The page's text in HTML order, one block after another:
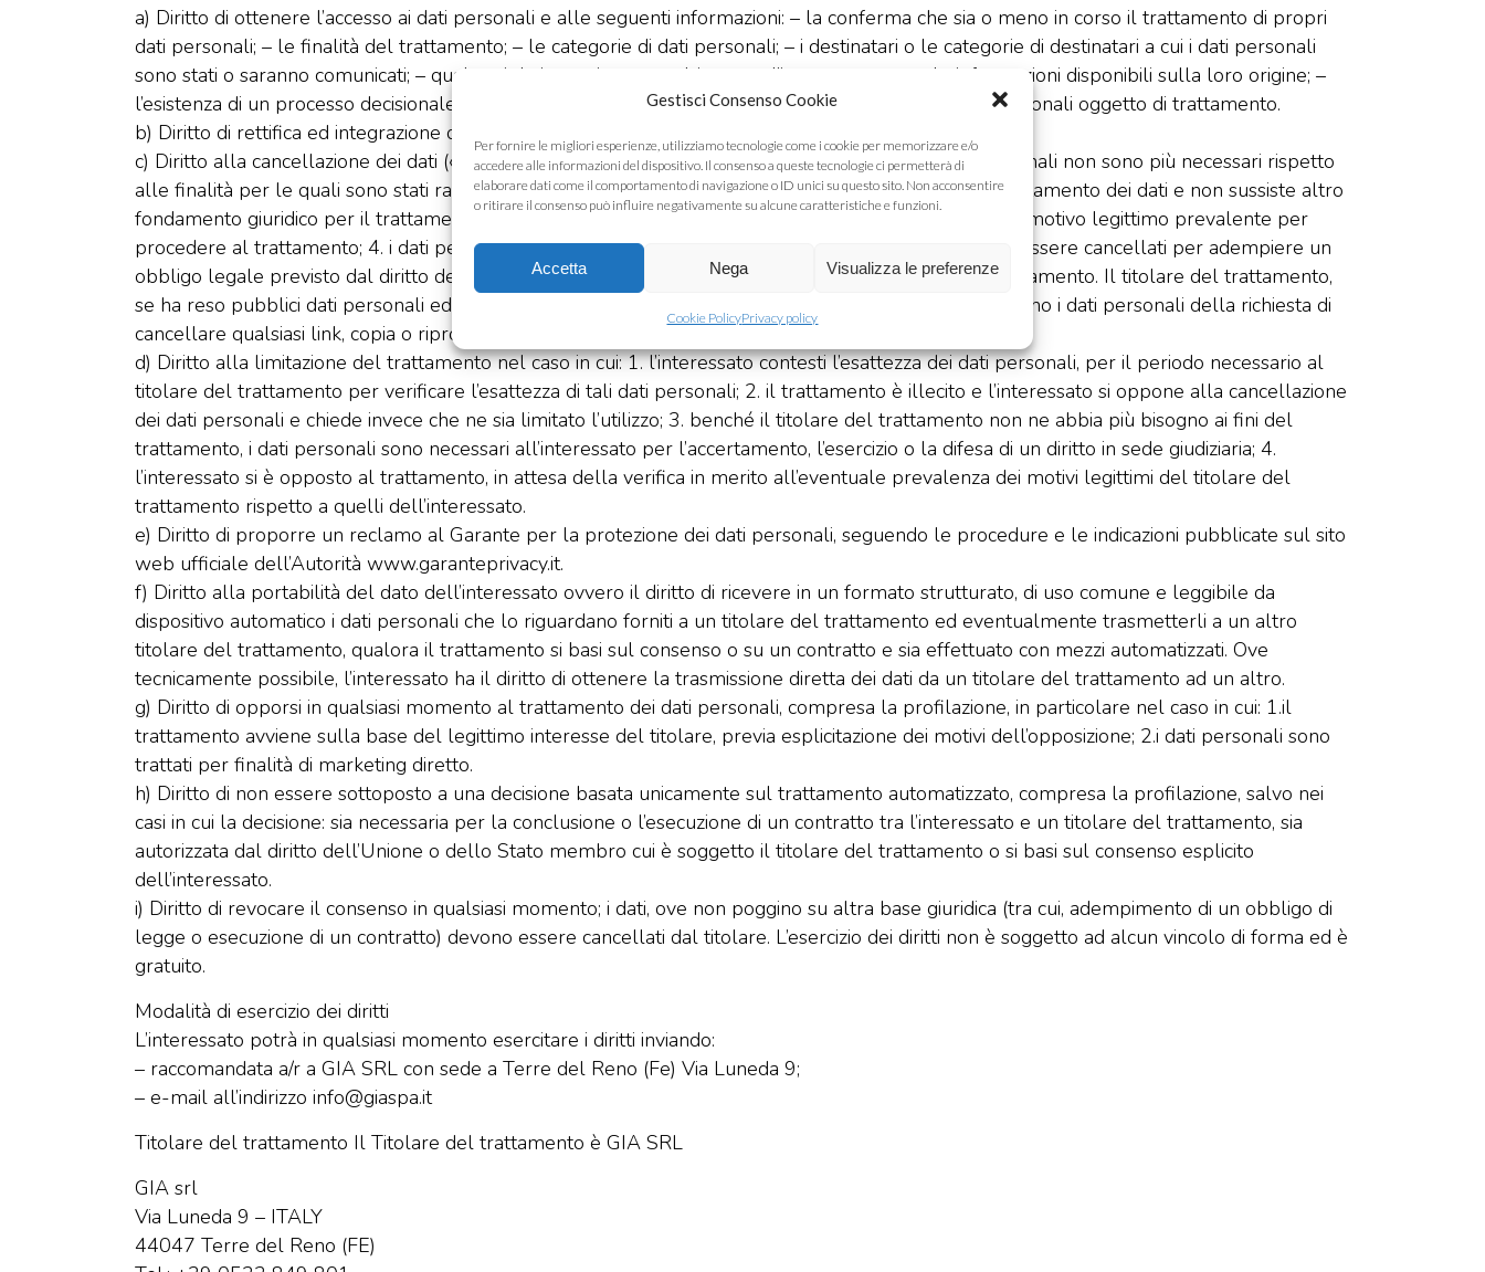
Gestisci Consenso Cookie
Per fornire le migliori esperienze, utilizziamo tecnologie come i cookie per memorizzare e/o
accedere alle informazioni del dispositivo. Il consenso a queste tecnologie ci permetterà di
elaborare dati come il comportamento di navigazione o ID unici su questo sito. Non acconsentire
o ritirare il consenso può influire negativamente su alcune caratteristiche e funzioni.
Accetta Nega Visualizza le preferenze
Cookie PolicyPrivacy policy
a) Diritto di ottenere l’accesso ai dati personali e alle seguenti informazioni: – la conferma che sia o meno in corso il trattamento di propri
dati personali; – le finalità del trattamento; – le categorie di dati personali; – i destinatari o le categorie di destinatari a cui i dati personali
sono stati o saranno comunicati; – qualora i dati non siano raccolti presso l’interessato, tutte le informazioni disponibili sulla loro origine; –
l’esistenza di un processo decisionale automatizzato, compresa la profilazione; – una copia dei dati personali oggetto di trattamento.
b) Diritto di rettifica ed integrazione dei dati personali;
c) Diritto alla cancellazione dei dati («diritto all’oblio») se sussiste uno dei seguenti motivi: 1. i dati personali non sono più necessari rispetto
alle finalità per le quali sono stati raccolti o altrimenti trattati; 2. l’interessato revoca il consenso al trattamento dei dati e non sussiste altro
fondamento giuridico per il trattamento; 3. l’interessato si oppone al trattamento e non sussiste alcun motivo legittimo prevalente per
procedere al trattamento; 4. i dati personali sono stati trattati illecitamente; 5. i dati personali devono essere cancellati per adempiere un
obbligo legale previsto dal diritto dell’Unione o dello Stato membro cui è soggetto il titolare del trattamento. Il titolare del trattamento,
se ha reso pubblici dati personali ed è obbligato a cancellarli, deve informare gli altri titolari che trattano i dati personali della richiesta di
cancellare qualsiasi link, copia o riproduzione dei suoi dati.
d) Diritto alla limitazione del trattamento nel caso in cui: 1. l’interessato contesti l’esattezza dei dati personali, per il periodo necessario al
titolare del trattamento per verificare l’esattezza di tali dati personali; 2. il trattamento è illecito e l’interessato si oppone alla cancellazione
dei dati personali e chiede invece che ne sia limitato l’utilizzo; 3. benché il titolare del trattamento non ne abbia più bisogno ai fini del
trattamento, i dati personali sono necessari all’interessato per l’accertamento, l’esercizio o la difesa di un diritto in sede giudiziaria; 4.
l’interessato si è opposto al trattamento, in attesa della verifica in merito all’eventuale prevalenza dei motivi legittimi del titolare del
trattamento rispetto a quelli dell’interessato.
e) Diritto di proporre un reclamo al Garante per la protezione dei dati personali, seguendo le procedure e le indicazioni pubblicate sul sito
web ufficiale dell’Autorità www.garanteprivacy.it.
f) Diritto alla portabilità del dato dell’interessato ovvero il diritto di ricevere in un formato strutturato, di uso comune e leggibile da
dispositivo automatico i dati personali che lo riguardano forniti a un titolare del trattamento ed eventualmente trasmetterli a un altro
titolare del trattamento, qualora il trattamento si basi sul consenso o su un contratto e sia effettuato con mezzi automatizzati. Ove
tecnicamente possibile, l’interessato ha il diritto di ottenere la trasmissione diretta dei dati da un titolare del trattamento ad un altro.
g) Diritto di opporsi in qualsiasi momento al trattamento dei dati personali, compresa la profilazione, in particolare nel caso in cui: 1.il
trattamento avviene sulla base del legittimo interesse del titolare, previa esplicitazione dei motivi dell’opposizione; 2.i dati personali sono
trattati per finalità di marketing diretto.
h) Diritto di non essere sottoposto a una decisione basata unicamente sul trattamento automatizzato, compresa la profilazione, salvo nei
casi in cui la decisione: sia necessaria per la conclusione o l’esecuzione di un contratto tra l’interessato e un titolare del trattamento, sia
autorizzata dal diritto dell’Unione o dello Stato membro cui è soggetto il titolare del trattamento o si basi sul consenso esplicito
dell’interessato.
i) Diritto di revocare il consenso in qualsiasi momento; i dati, ove non poggino su altra base giuridica (tra cui, adempimento di un obbligo di
legge o esecuzione di un contratto) devono essere cancellati dal titolare. L’esercizio dei diritti non è soggetto ad alcun vincolo di forma ed è
gratuito.
Modalità di esercizio dei diritti
L’interessato potrà in qualsiasi momento esercitare i diritti inviando:
– raccomandata a/r a GIA SRL con sede a Terre del Reno (Fe) Via Luneda 9;
– e-mail all’indirizzo info@giaspa.it
Titolare del trattamento Il Titolare del trattamento è GIA SRL
GIA srl
Via Luneda 9 – ITALY
44047 Terre del Reno (FE)